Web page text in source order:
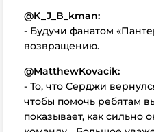
@K_J_B_kman:
- Будучи фанатом
возвращению.
@MatthewKovacik:
- То, что Серджи
чтобы помочь ребятам
показывает, как сильно